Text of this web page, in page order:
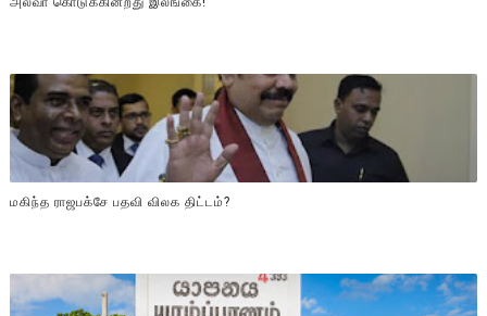
மகிந்த ராஜபக்சே பதவி விலக திட்டம்?